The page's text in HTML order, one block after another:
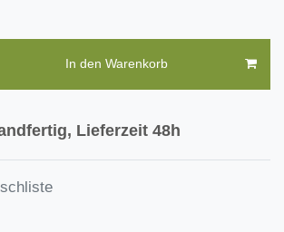
In den Warenkorb
Lieferzeit 48h